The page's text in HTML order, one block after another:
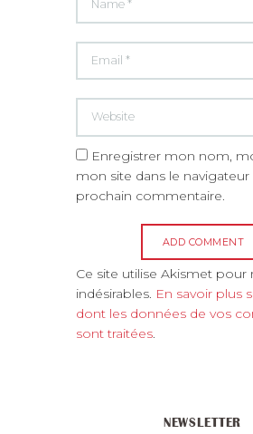
Enregistrer mon nom,
mon site dans le
prochain commentaire.
A
l
t
e
Ce site utilise Akismet pour
indésirables. En savoir plus
dont les données de vos
sont traitées.
NEWSLETTER